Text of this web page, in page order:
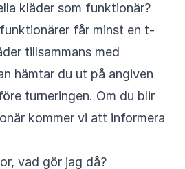
kläder som funktionär?
får minst en t-
tillsammans med
hämtar du ut på angiven
turneringen. Om du blir
kommer vi att informera
vad gör jag då?